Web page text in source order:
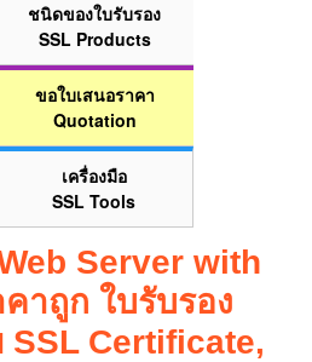
ชนิดของใบรับรอง
SSL Products
ขอใบเสนอราคา
Quotation
เครื่องมือ
SSL Tools
Server with
าถูก ใบรับรอง
Certificate,